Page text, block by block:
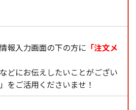
報入力画面の下の方に 「注文メ
どにお伝えしたいことがござい
をご活用くださいませ！